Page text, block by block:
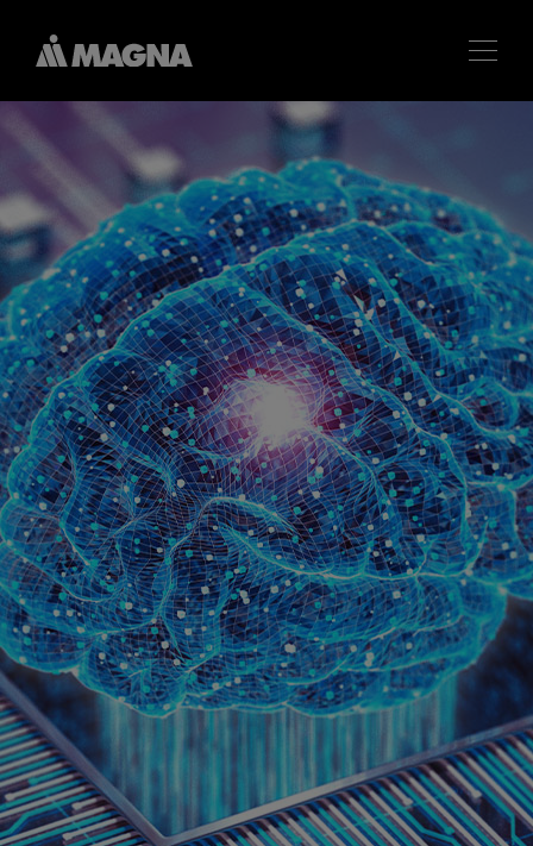
Enter
search
terms
Suche